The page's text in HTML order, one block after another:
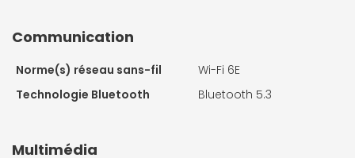
Communication
Norme(s) réseau sans-fil
Wi-Fi 6E
Technologie Bluetooth
Bluetooth 5.3
Multimédia